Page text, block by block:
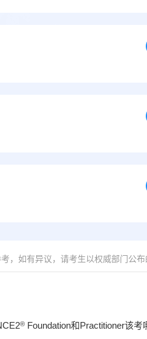
，如有异议，请考生以权威部门公布
® Foundation和Practitioner该考